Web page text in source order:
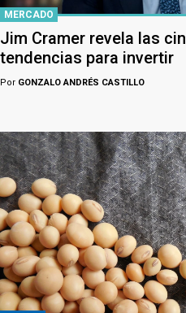
MERCADO
Jim Cramer revela las
tendencias para invertir
Por GONZALO ANDRÉS CASTILLO